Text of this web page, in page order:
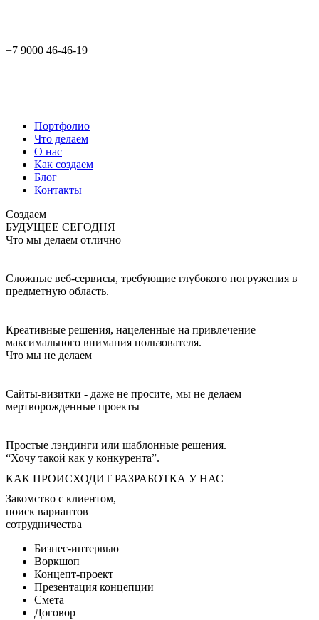
+7 9000 46-46-19
Портфолио
Что делаем
О нас
Как создаем
Блог
Контакты
Создаем
БУДУЩЕЕ СЕГОДНЯ
Что мы делаем отлично
Сложные веб-сервисы, требующие глубокого погружения в
предметную область.
Креативные решения, нацеленные на привлечение
максимального внимания пользователя.
Что мы не делаем
Сайты-визитки - даже не просите, мы не делаем
мертворожденные проекты
Простые лэндинги или шаблонные решения.
“Хочу такой как у конкурента”.
КАК ПРОИСХОДИТ РАЗРАБОТКА У НАС
Закомство с клиентом,
поиск вариантов
сотрудничества
Бизнес-интервью
Воркшоп
Концепт-проект
Презентация концепции
Смета
Договор